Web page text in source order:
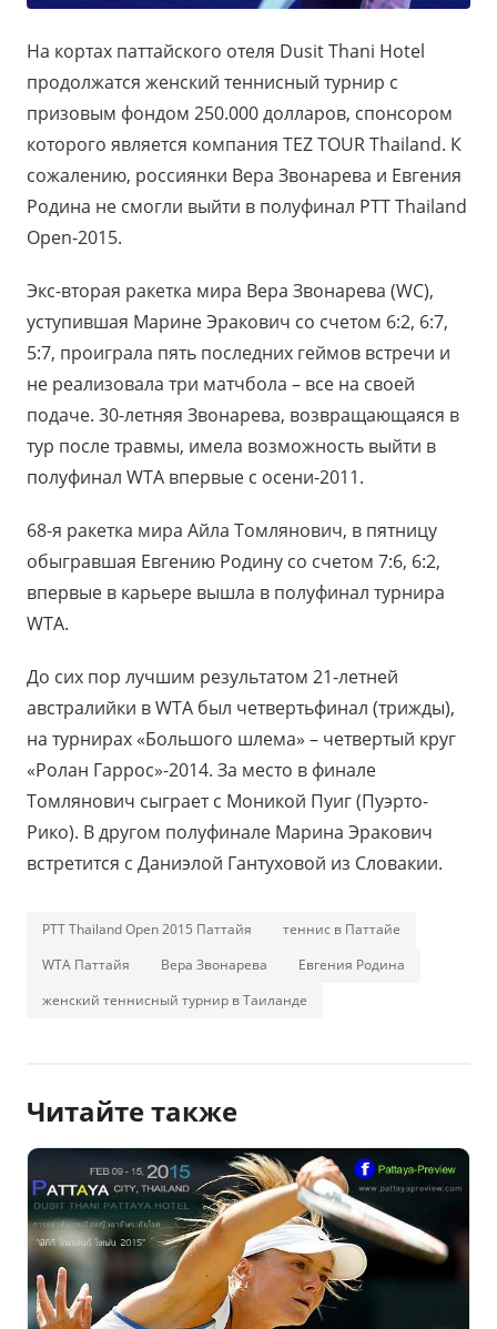
На кортах паттайского отеля Dusit Thani Hotel
продолжатся женский теннисный турнир с
призовым фондом 250.000 долларов, спонсором
которого является компания TEZ TOUR Thailand. К
сожалению, россиянки Вера Звонарева и Евгения
Родина не смогли выйти в полуфинал PTT Thailand
Open-2015.
Экс-вторая ракетка мира Вера Звонарева (WC),
уступившая Марине Эракович со счетом 6:2, 6:7,
5:7, проиграла пять последних геймов встречи и
не реализовала три матчбола – все на своей
подаче. 30-летняя Звонарева, возвращающаяся в
тур после травмы, имела возможность выйти в
полуфинал WTA впервые с осени-2011.
68-я ракетка мира Айла Томлянович, в пятницу
обыгравшая Евгению Родину со счетом 7:6, 6:2,
впервые в карьере вышла в полуфинал турнира
WTA.
До сих пор лучшим результатом 21-летней
австралийки в WTA был четвертьфинал (трижды),
на турнирах «Большого шлема» – четвертый круг
«Ролан Гаррос»-2014. За место в финале
Томлянович сыграет с Моникой Пуиг (Пуэрто-
Рико). В другом полуфинале Марина Эракович
встретится с Даниэлой Гантуховой из Словакии.
PTT Thailand Open 2015 Паттайя
теннис в Паттайе
WTA Паттайя
Вера Звонарева
Евгения Родина
женский теннисный турнир в Таиланде
Читайте также